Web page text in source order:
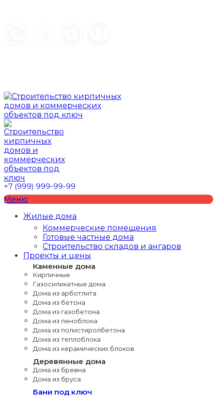
+7 (999) 999-99-99
Меню
Жилые дома
Коммерческие помещения
Готовые частные дома
Строительство складов и ангаров
Проекты и цены
Каменные дома
Кирпичные
Газосиликатные дома
Дома из арботлита
Дома из бетона
Дома из газобетона
Дома из пеноблока
Дома из полистиролбетона
Дома из теплоблока
Дома из керамических блоков
Деревянные дома
Дома из бревна
Дома из бруса
Бани под ключ